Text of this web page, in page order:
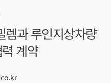
렘과 루인지상차량
계약